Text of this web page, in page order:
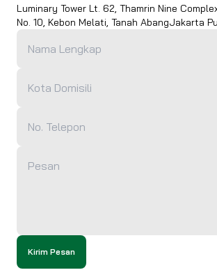
Luminary Tower Lt. 62, Thamrin Nine
No. 10, Kebon Melati, Tanah AbangJakarta